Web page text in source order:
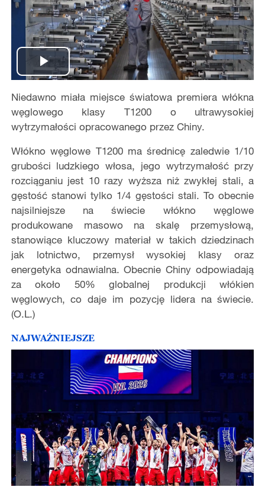
Play
Video
Niedawno miała miejsce światowa premiera włókna
węglowego klasy T1200 o ultrawysokiej
wytrzymałości opracowanego przez Chiny.
Włókno węglowe T1200 ma średnicę zaledwie 1/10
grubości ludzkiego włosa, jego wytrzymałość przy
rozciąganiu jest 10 razy wyższa niż zwykłej stali, a
gęstość stanowi tylko 1/4 gęstości stali. To obecnie
najsilniejsze na świecie włókno węglowe
produkowane masowo na skalę przemysłową,
stanowiące kluczowy materiał w takich dziedzinach
jak lotnictwo, przemysł wysokiej klasy oraz
energetyka odnawialna. Obecnie Chiny odpowiadają
za około 50% globalnej produkcji włókien
węglowych, co daje im pozycję lidera na świecie.
(O.L.)
NAJWAŻNIEJSZE